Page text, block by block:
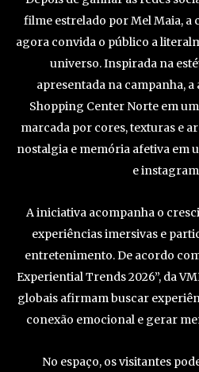
filme estrelado por Mel Maia, a
agora convida o público a
universo. Inspirada na
apresentada na campanha,
Shopping Center Norte em
marcada por cores, texturas e
nostalgia e memória afetiva em
e
A iniciativa acompanha o
experiências imersivas e
entretenimento. De acordo
Experiential Trends 2026”, da
globais afirmam buscar
conexão emocional e gerar
No espaço, os visitantes